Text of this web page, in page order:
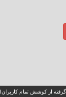
از کوشش تمام کاربران!